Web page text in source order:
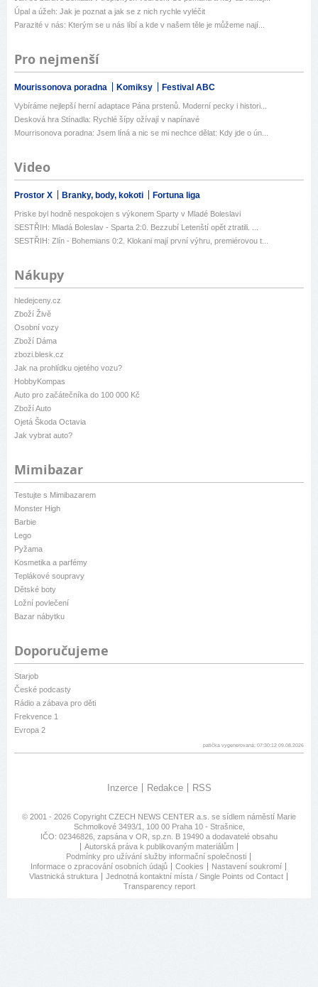
Úpal a úžeh: Jak je poznat a jak se z nich rychle vyléčit
Parazité v nás: Kterým se u nás líbí a kde v našem těle je můžeme nají...
Pro nejmenší
Mourissonova poradna Komiksy Festival ABC
Vybíráme nejlepší herní adaptace Pána prstenů. Moderní pecky i histori...
Desková hra Stínadla: Rychlé šípy ožívají v napínavé
Mourrisonova poradna: Jsem líná a nic se mi nechce dělat: Kdy jde o ún...
Video
Prostor X Branky, body, kokoti Fortuna liga
Priske byl hodně nespokojen s výkonem Sparty v Mladé Boleslavi
SESTŘIH: Mladá Boleslav - Sparta 2:0. Bezzubí Letenští opět ztratili. ...
SESTŘIH: Zlín - Bohemians 0:2. Klokani mají první výhru, premiérovou t...
Nákupy
hledejceny.cz
Zboží Živě
Osobní vozy
Zboží Dáma
zbozi.blesk.cz
Jak na prohlídku ojetého vozu?
HobbyKompas
Auto pro začátečníka do 100 000 Kč
Zboží Auto
Ojetá Škoda Octavia
Jak vybrat auto?
Mimibazar
Testujte s Mimibazarem
Monster High
Barbie
Lego
Pyžama
Kosmetika a parfémy
Teplákové soupravy
Dětské boty
Ložní povlečení
Bazar nábytku
Doporučujeme
Starjob
České podcasty
Rádio a zábava pro děti
Frekvence 1
Evropa 2
patička vygenerovaná: 07:30:12 09.08.2026
Inzerce Redakce RSS
© 2001 - 2026 Copyright CZECH NEWS CENTER a.s. se sídlem náměstí Marie
Schmolkové 3493/1, 100 00 Praha 10 - Strašnice,
IČO: 02346826, zapsána v OR, sp.zn. B 19490 a dodavatelé obsahu
Autorská práva k publikovaným materiálům
Podmínky pro užívání služby informační společnosti
Informace o zpracování osobních údajů
Cookies
Nastavení soukromí
Vlastnická struktura
Jednotná kontaktní místa / Single Points od Contact
Transparency report